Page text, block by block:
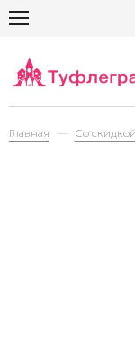
Главная Со скидкой